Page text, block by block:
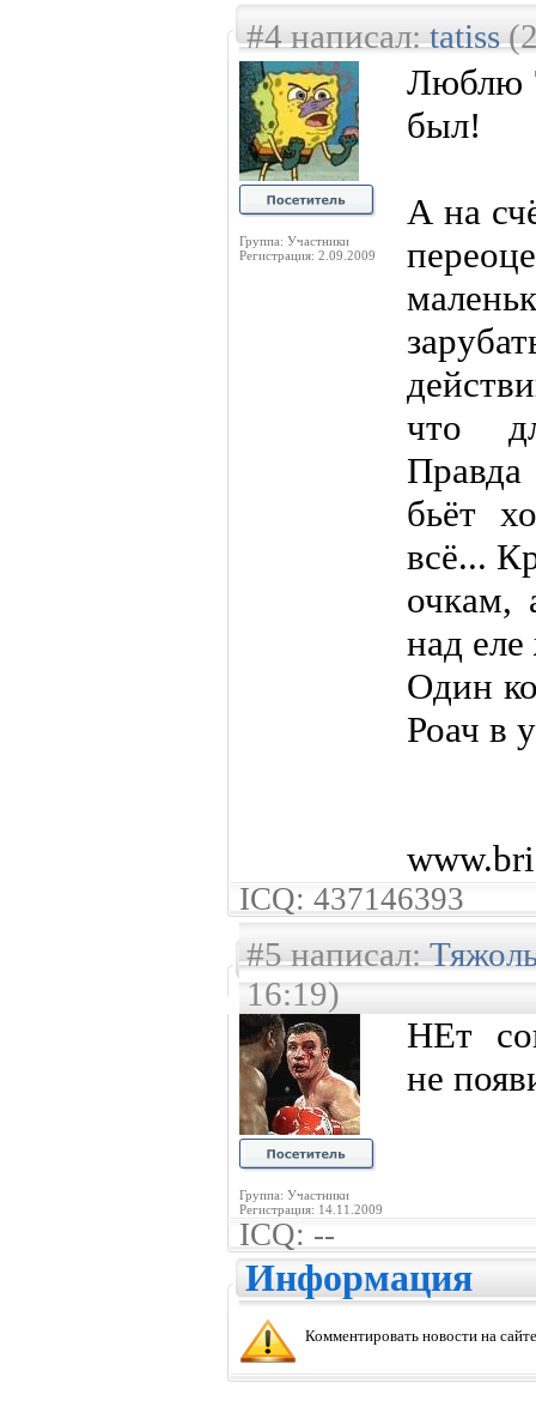
#4 написал:tatiss
Группа: Участники
Регистрация: 2.09.2009
Люблю
был!
А на
что
бьёт
всё...
очкам,
над
Один
Роач в
ICQ: 437146393
#5 написал:
16:19)
Группа: Участники
Регистрация: 14.11.2009
НЕт
не
ICQ: --
Информация
Комментировать новости на